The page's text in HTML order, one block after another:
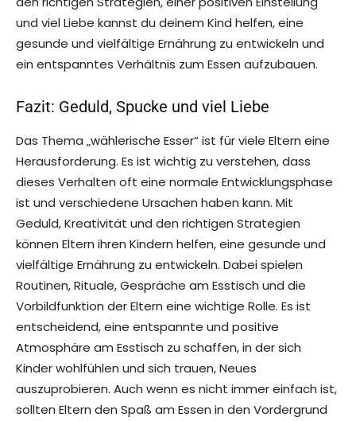
und viel Liebe kannst du deinem Kind helfen, eine
gesunde und vielfältige Ernährung zu entwickeln und
ein entspanntes Verhältnis zum Essen aufzubauen.
Fazit: Geduld, Spucke und viel Liebe
Das Thema „wählerische Esser“ ist für viele Eltern eine
Herausforderung. Es ist wichtig zu verstehen, dass
dieses Verhalten oft eine normale Entwicklungsphase
ist und verschiedene Ursachen haben kann. Mit
Geduld, Kreativität und den richtigen Strategien
können Eltern ihren Kindern helfen, eine gesunde und
vielfältige Ernährung zu entwickeln. Dabei spielen
Routinen, Rituale, Gespräche am Esstisch und die
Vorbildfunktion der Eltern eine wichtige Rolle. Es ist
entscheidend, eine entspannte und positive
Atmosphäre am Esstisch zu schaffen, in der sich
Kinder wohlfühlen und sich trauen, Neues
auszuprobieren. Auch wenn es nicht immer einfach ist,
sollten Eltern den Spaß am Essen in den Vordergrund